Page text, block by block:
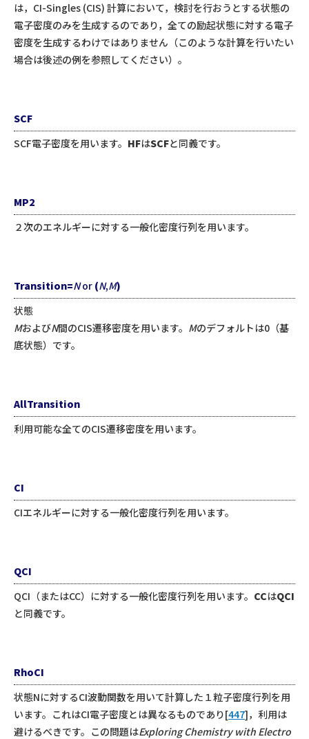
は，CI-Singles (CIS) 計算において，検討を行おうとする状態の
電子密度のみを生成するのであり，全ての励起状態に対する電子
密度を生成するわけではありません（このような計算を行いたい
場合は後述の例を参照してください）。
SCF
SCF電子密度を用います。 HFはSCFと同義です。
MP2
２次のエネルギーに対する一般化密度行列を用います。
Transition=Nor (N,M)
状態
MおよびN間のCIS遷移密度を用います。 Mのデフォルトは0（基
底状態）です。
AllTransition
利用可能な全てのCIS遷移密度を用います。
CI
CIエネルギーに対する一般化密度行列を用います。
QCI
QCI（またはCC）に対する一般化密度行列を用います。 CCはQCI
と同義です。
RhoCI
状態Nに対するCI波動関数を用いて計算した１粒子密度行列を用
います。これはCI電子密度とは異なるものであり[447]，利用は
避けるべきです。この問題はExploring Chemistry with Electro